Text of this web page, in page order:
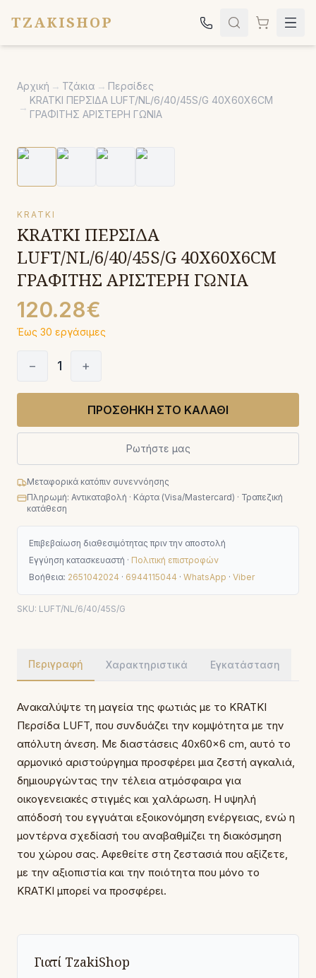
TZAKISHOP
Σόμπες
Ψησταριές
Κήπος
Επικοινωνία
Καλέστε μας:2651042024
Αρχική → Τζάκια → Περσίδες
→
KRATKI ΠΕΡΣΙΔΑ LUFT/NL/6/40/45S/G 40X60X6CM
ΓΡΑΦΙΤΗΣ ΑΡΙΣΤΕΡΗ ΓΩΝΙΑ
KRATKI
KRATKI ΠΕΡΣΙΔΑ
LUFT/NL/6/40/45S/G 40X60X6CM
ΓΡΑΦΙΤΗΣ ΑΡΙΣΤΕΡΗ ΓΩΝΙΑ
120.28€
Έως 30 εργάσιμες
− 1 +
ΠΡΟΣΘΗΚΗ ΣΤΟ ΚΑΛΑΘΙ
Ρωτήστε μας
Μεταφορικά κατόπιν συνεννόησης
Πληρωμή: Αντικαταβολή · Κάρτα (Visa/Mastercard) · Τραπεζική
κατάθεση
Επιβεβαίωση διαθεσιμότητας πριν την αποστολή
Εγγύηση κατασκευαστή · Πολιτική επιστροφών
Βοήθεια: 2651042024 · 6944115044 · WhatsApp · Viber
SKU: LUFT/NL/6/40/45S/G
Περιγραφή Χαρακτηριστικά Εγκατάσταση
Ανακαλύψτε τη μαγεία της φωτιάς με το KRATKI
Περσίδα LUFT, που συνδυάζει την κομψότητα με την
απόλυτη άνεση. Με διαστάσεις 40x60x6 cm, αυτό το
αρμονικό αριστούργημα προσφέρει μια ζεστή αγκαλιά,
δημιουργώντας την τέλεια ατμόσφαιρα για
οικογενειακές στιγμές και χαλάρωση. Η υψηλή
απόδοσή του εγγυάται εξοικονόμηση ενέργειας, ενώ η
μοντέρνα σχεδίασή του αναβαθμίζει τη διακόσμηση
του χώρου σας. Αφεθείτε στη ζεστασιά που αξίζετε,
με την αξιοπιστία και την ποιότητα που μόνο το
KRATKI μπορεί να προσφέρει.
Γιατί TzakiShop